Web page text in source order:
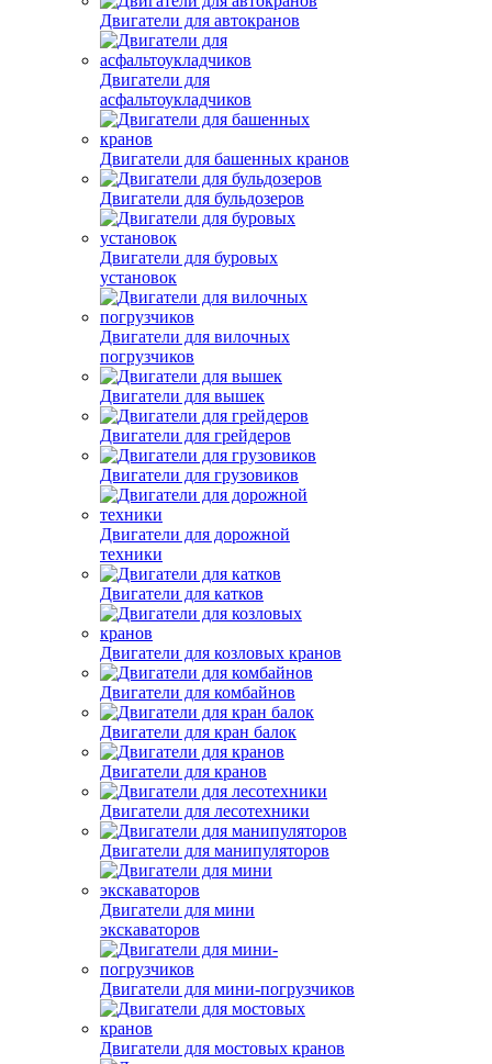
Двигатели для автокранов
Двигатели для
асфальтоукладчиков
Двигатели для башенных кранов
Двигатели для бульдозеров
Двигатели для буровых
установок
Двигатели для вилочных
погрузчиков
Двигатели для вышек
Двигатели для грейдеров
Двигатели для грузовиков
Двигатели для дорожной
техники
Двигатели для катков
Двигатели для козловых кранов
Двигатели для комбайнов
Двигатели для кран балок
Двигатели для кранов
Двигатели для лесотехники
Двигатели для манипуляторов
Двигатели для мини
экскаваторов
Двигатели для мини-погрузчиков
Двигатели для мостовых кранов